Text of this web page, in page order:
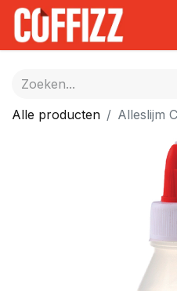
Alle producten
Alleslijm